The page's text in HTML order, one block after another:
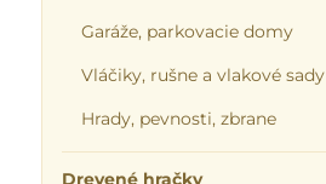
Garáže, parkovacie domy
Vláčiky, rušne a vlakové sady
Hrady, pevnosti, zbrane
Drevené hračky